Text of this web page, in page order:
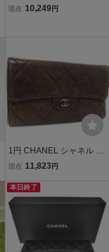
ッセ ラウンドファスナー
現在 10,249円
1円 CHANEL シャネル コ
コマーク マトラッセ ラム
ォレット 札入れ 小銭入れ
カード入れ ブラウン系 H
D0752
現在 11,823 円
本日終了